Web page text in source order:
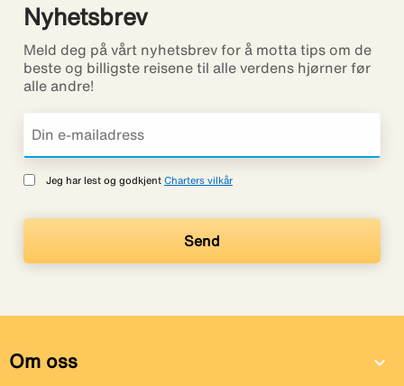
Nyhetsbrev
Meld deg på vårt nyhetsbrev for å motta tips om de
beste og billigste reisene til alle verdens hjørner før
alle andre!
Jeg har lest og godkjent Charters vilkår
Om oss expand_more